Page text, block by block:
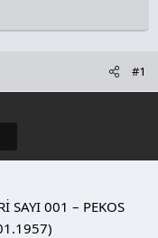
#1
SAYI 001 – PEKOS